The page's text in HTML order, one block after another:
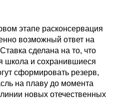
этапе расконсервация
возможный ответ на
сделана на то, что
школа и сохранившиеся
сформировать резерв,
на плаву до момента
новых отечественных